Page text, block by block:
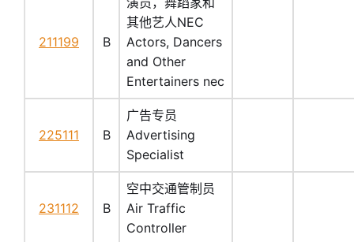
211199 B
其他艺人NEC
Actors, Dancers
and Other
Entertainers nec
225111 B
广告专员
Advertising
Specialist
231112 B
空中交通管制员
Air Traffic
Controller